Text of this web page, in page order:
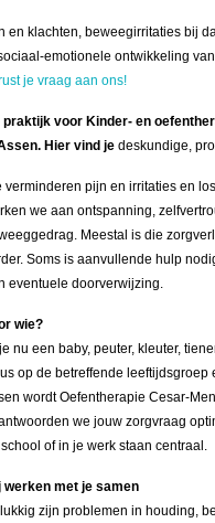
en klachten, beweegirritaties bij
emotionele ontwikkeling
je vraag aan ons!
praktijk voor Kinder- en
Hier vind je deskundige,
verminderen pijn en irritaties en
we aan ontspanning,
Meestal is die
Soms is aanvullende hulp
eventuele doorverwijzing.
wie?
nu een baby, peuter, kleuter,
op de betreffende
wordt Oefentherapie Cesar-
we jouw zorgvraag
of in je werk staan centraal.
werken met je samen
zijn problemen in houding,